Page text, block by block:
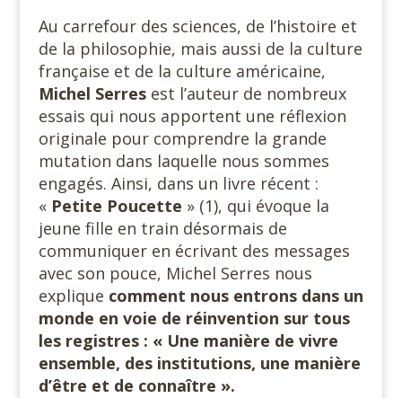
Au carrefour des sciences, de l’histoire et
de la philosophie, mais aussi de la culture
française et de la culture américaine,
Michel Serresest l’auteur de nombreux
essais qui nous apportent une réflexion
originale pour comprendre la grande
mutation dans laquelle nous sommes
engagés. Ainsi, dans un livre récent :
« Petite Poucette » (1), qui évoque la
jeune fille en train désormais de
communiquer en écrivant des messages
avec son pouce, Michel Serres nous
explique comment nous entrons dans un
monde en voie de réinvention sur tous
les registres : « Une manière de vivre
ensemble, des institutions, une manière
d’être et de connaître ».